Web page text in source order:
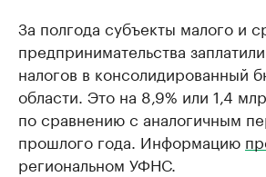
За полгода субъекты малого и
предпринимательства
налогов в консолидированный
области. Это на 8,9% или 1,4
по сравнению с аналогичным
прошлого года. Информацию
региональном УФНС.